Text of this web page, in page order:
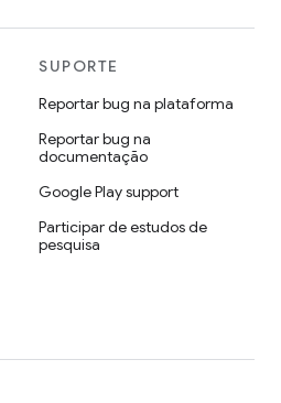
SUPORTE
Reportar bug na plataforma
Reportar bug na
documentação
Google Play support
Participar de estudos de
pesquisa